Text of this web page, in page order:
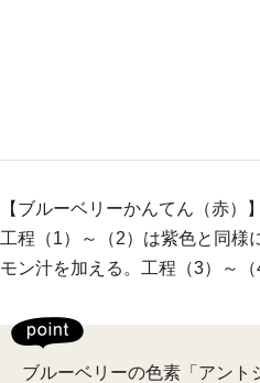
【ブルーベリーかんてん（赤）】
工程（1）～（2）は紫色と同様
モン汁を加える。工程（3）～（
ブルーベリーの色素「アント